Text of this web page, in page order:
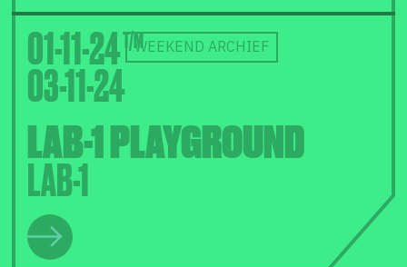
01-11-24
03-11-24
WEEKEND ARCHIEF
LAB-1 PLAYGROUND
LAB-1